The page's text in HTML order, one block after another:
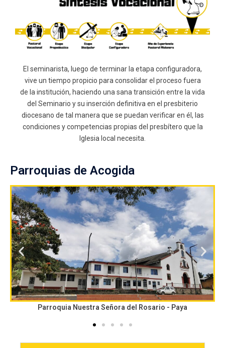
El seminarista, luego de terminar la etapa configuradora,
vive un tiempo propicio para consolidar el proceso fuera
de la institución, haciendo una sana transición entre la vida
del Seminario y su inserción definitiva en el presbiterio
diocesano de tal manera que se puedan verificar en él, las
condiciones y competencias propias del presbítero que la
Iglesia local necesita.
Parroquias de Acogida
Parroquia Nuestra Señora del Rosario - Paya